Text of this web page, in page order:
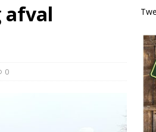
als lijsttrekker VVD Provinciale
tóch voordelen
afval
0